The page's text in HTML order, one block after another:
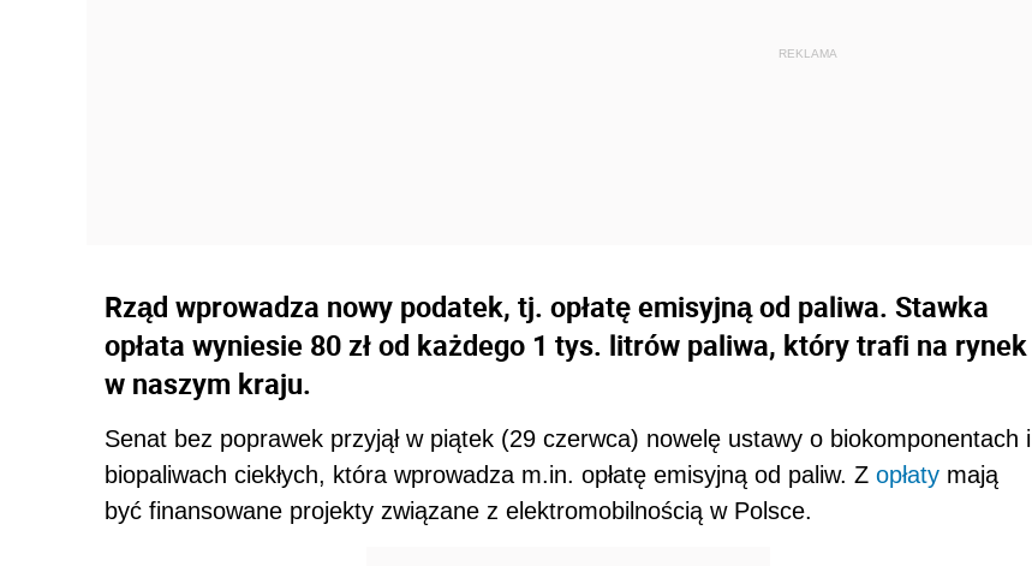
Rząd wprowadza nowy podatek, tj. opłatę emisyjną od paliwa. Stawka
opłata wyniesie 80 zł od każdego 1 tys. litrów paliwa, który trafi na rynek
w naszym kraju.
Senat bez poprawek przyjął w piątek (29 czerwca) nowelę ustawy o biokomponentach i
biopaliwach ciekłych, która wprowadza m.in. opłatę emisyjną od paliw. Z opłaty mają
być finansowane projekty związane z elektromobilnością w Polsce.